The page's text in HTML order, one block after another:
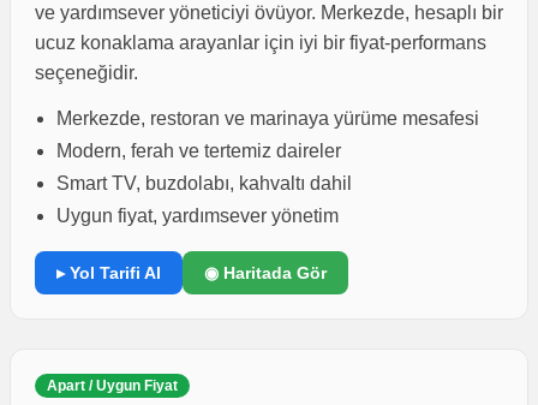
ve yardımsever yöneticiyi övüyor. Merkezde, hesaplı bir
ucuz konaklama arayanlar için iyi bir fiyat-performans
seçeneğidir.
Merkezde, restoran ve marinaya yürüme mesafesi
Modern, ferah ve tertemiz daireler
Smart TV, buzdolabı, kahvaltı dahil
Uygun fiyat, yardımsever yönetim
▸ Yol Tarifi Al ◉ Haritada Gör
Apart / Uygun Fiyat